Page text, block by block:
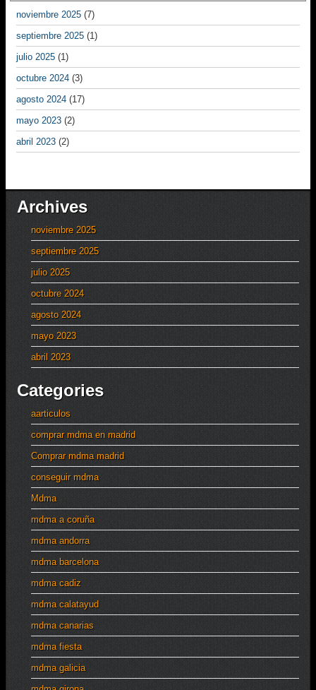
noviembre 2025 (7)
septiembre 2025 (1)
julio 2025 (1)
octubre 2024 (3)
agosto 2024 (17)
mayo 2023 (2)
abril 2023 (2)
Archives
noviembre 2025
septiembre 2025
julio 2025
octubre 2024
agosto 2024
mayo 2023
abril 2023
Categories
aarticulos
comprar mdma en madrid
Comprar mdma madrid
conseguir mdma
Mdma
mdma a coruña
mdma andorra
mdma barcelona
mdma cadiz
mdma calatayud
mdma canarias
mdma fiesta
mdma galicia